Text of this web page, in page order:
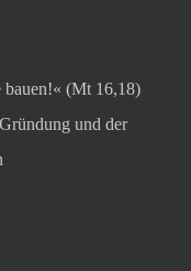
bauen!« (Mt 16,18)
und der